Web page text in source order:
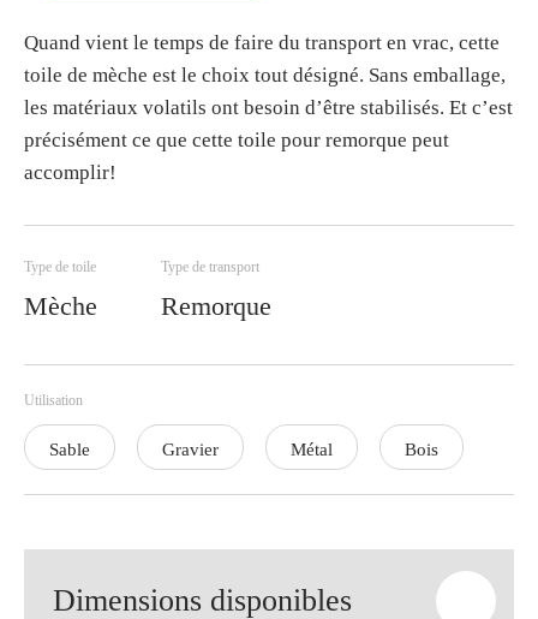
Quand vient le temps de faire du transport en vrac, cette
toile de mèche est le choix tout désigné. Sans emballage,
les matériaux volatils ont besoin d’être stabilisés. Et c’est
précisément ce que cette toile pour remorque peut
accomplir!
Type de toile
Mèche
Type de transport
Remorque
Utilisation
Sable Gravier Métal Bois
Dimensions disponibles